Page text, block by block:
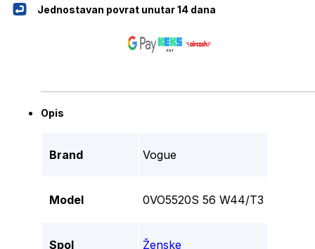
Jednostavan povrat unutar 14 dana
Opis
Brand Vogue
Model 0VO5520S 56 W44/T3
Spol Ženske